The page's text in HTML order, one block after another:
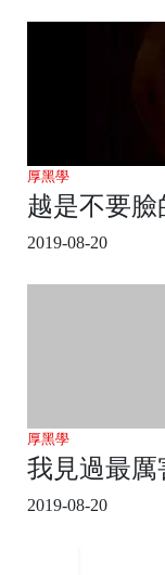
厚黑學
越是不要臉
2019-08-20
厚黑學
我見過最
2019-08-20